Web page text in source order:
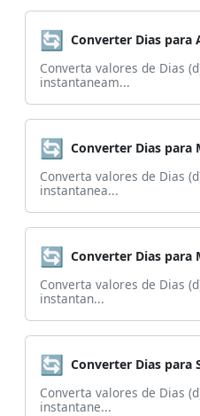
🔄 Converter Dias para
Converta valores de Dias
instantaneam...
🔄 Converter Dias para
Converta valores de Dias
instantanea...
🔄 Converter Dias para
Converta valores de Dias
instantan...
🔄 Converter Dias para
Converta valores de Dias
instantane...